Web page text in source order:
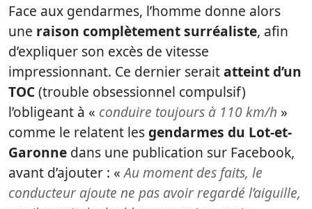
Face aux gendarmes, l’homme donne alors
une raison complètement surréaliste, afin
d’expliquer son excès de vitesse
impressionnant. Ce dernier seraitatteint d’un
TOC(trouble obsessionnel compulsif)
l’obligeant à « conduire toujours à 110 km/h »
comme le relatent lesgendarmes du Lot-et-
Garonne dans une publication sur Facebook,
avant d’ajouter : «Au moment des faits, le
conducteur ajoute ne pas avoir regardé l’aiguille,